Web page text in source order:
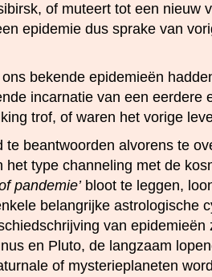
of muteert tot een nieuw
epidemie dus sprake van
bekende epidemieën
incarnatie van een eerdere
trof, of waren het vorige
te beantwoorden alvorens te
het type channeling met de
pandemie’bloot te leggen,
belangrijke astrologische
van epidemieën
en Pluto, de langzaam
of mysterieplaneten